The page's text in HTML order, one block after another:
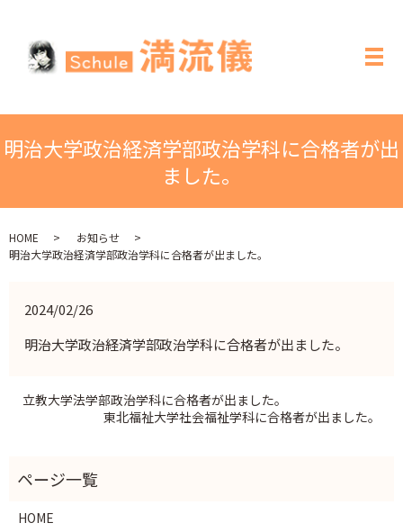
メ
明治大学政治経済学部政治学科に合格者が出
ました。
HOME
お知らせ
明治大学政治経済学部政治学科に合格者が出ました。
2024/02/26
明治大学政治経済学部政治学科に合格者が出ました。
立教大学法学部政治学科に合格者が出ました。
東北福祉大学社会福祉学科に合格者が出ました。
HOME